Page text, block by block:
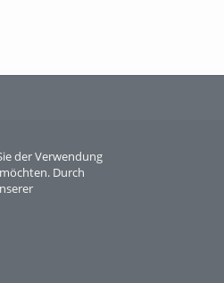
der Verwendung
Durch
Sperber